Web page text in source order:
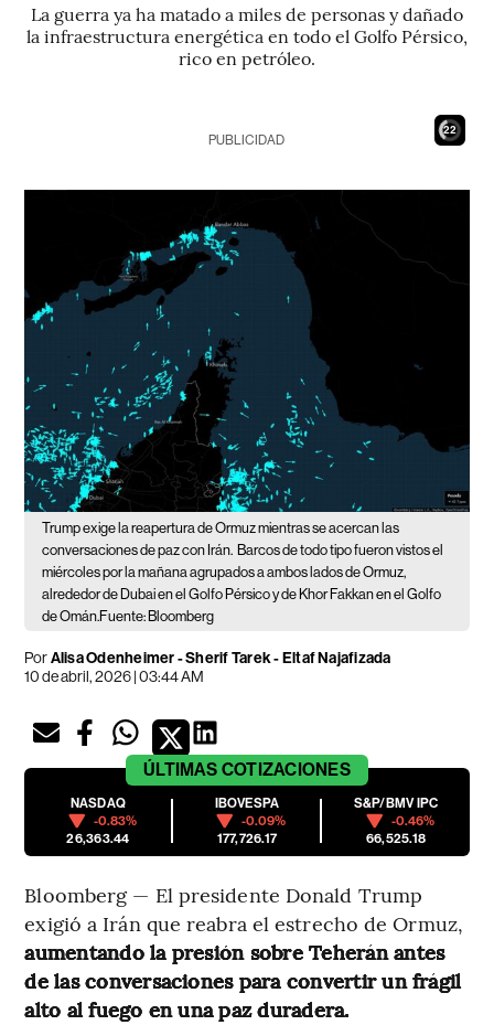
La guerra ya ha matado a miles de personas y dañado
la infraestructura energética en todo el Golfo Pérsico,
rico en petróleo.
21
PUBLICIDAD
Trump exige la reapertura de Ormuz mientras se acercan las
conversaciones de paz con Irán. Barcos de todo tipo fueron vistos el
miércoles por la mañana agrupados a ambos lados de Ormuz,
alrededor de Dubai en el Golfo Pérsico y de Khor Fakkan en el Golfo
de Omán.Fuente: Bloomberg
PorAlisa Odenheimer - Sherif Tarek - Eltaf Najafizada
10 de abril, 2026 | 03:44 AM
ÚLTIMAS COTIZACIONES
NASDAQ
-0.83%
26,363.44
IBOVESPA
-0.09%
177,726.17
S&P/BMV IPC
-0.46%
66,525.18
Bloomberg — El presidente Donald Trump
exigió a Irán que reabra el estrecho de Ormuz,
aumentando la presión sobre Teherán antes
de las conversaciones para convertir un frágil
alto al fuego en una paz duradera.